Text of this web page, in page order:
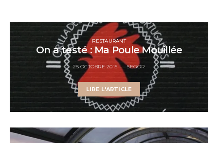
RESTAURANT
On a testé : Ma Poule Mouillée
25 OCTOBRE 2015 SEGOR
LIRE L'ARTICLE